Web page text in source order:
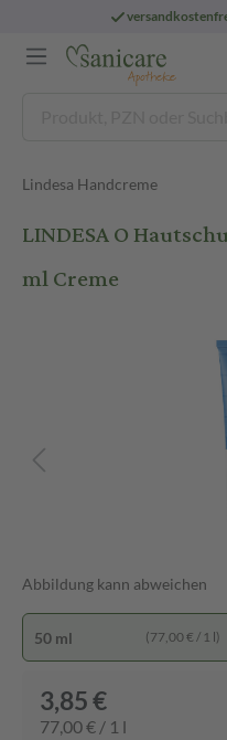
Lindesa Handcreme
LINDESA O
ml Creme
Abbildung kann abweichen
50 ml (77,00 € / 1 l)
3,85 €
77,00 € / 1 l